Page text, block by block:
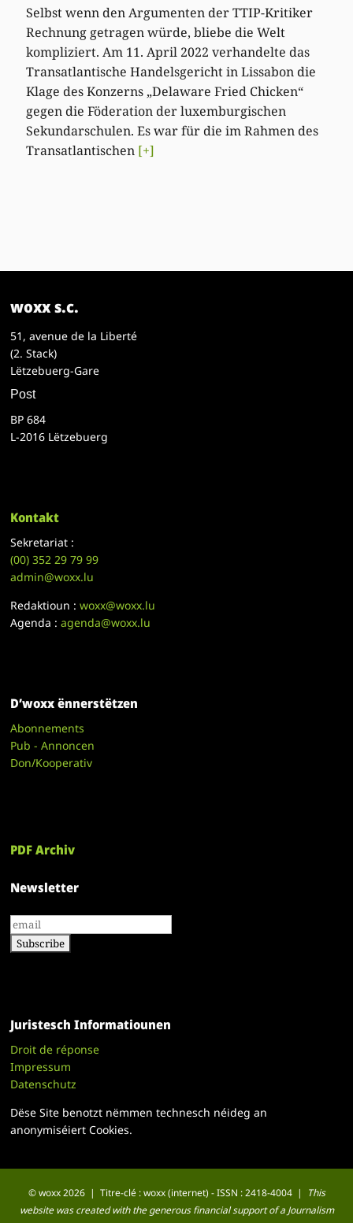
Selbst wenn den Argumenten der TTIP-Kritiker
Rechnung getragen würde, bliebe die Welt
kompliziert. Am 11. April 2022 verhandelte das
Transatlantische Handelsgericht in Lissabon die
Klage des Konzerns „Delaware Fried Chicken“
gegen die Föderation der luxemburgischen
Sekundarschulen. Es war für die im Rahmen des
Transatlantischen [+]
woxx s.c.
51, avenue de la Liberté
(2. Stack)
Lëtzebuerg-Gare
Post
BP 684
L-2016 Lëtzebuerg
Kontakt
Sekretariat :
(00)352 29 79 99
admin@woxx.lu
Redaktioun :woxx@woxx.lu
Agenda :agenda@woxx.lu
D’woxx ënnerstëtzen
Abonnements
Pub - Annoncen
Don/Kooperativ
PDF Archiv
Newsletter
Juristesch Informatiounen
Droit de réponse
Impressum
Datenschutz
Dëse Site benotzt nëmmen technesch néideg an
anonymiséiert Cookies.
© woxx 2026 | Titre-clé : woxx (internet) - ISSN : 2418-4004 |
This
website was created with the generous financial support of a Journalism